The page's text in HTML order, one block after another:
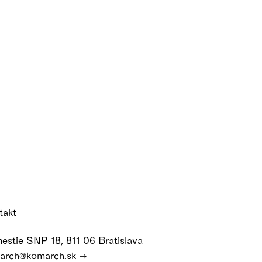
SNP 18, 811 06 Bratislava